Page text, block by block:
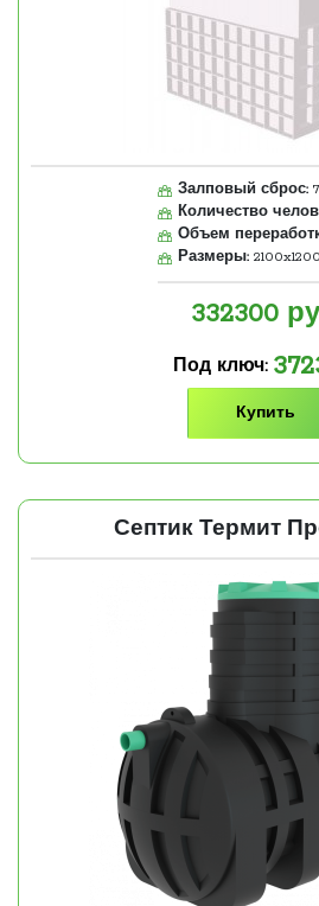
Залповый сброс:
Количество
Объем
Размеры:
332300
Под ключ:
Купить
Септик Термит